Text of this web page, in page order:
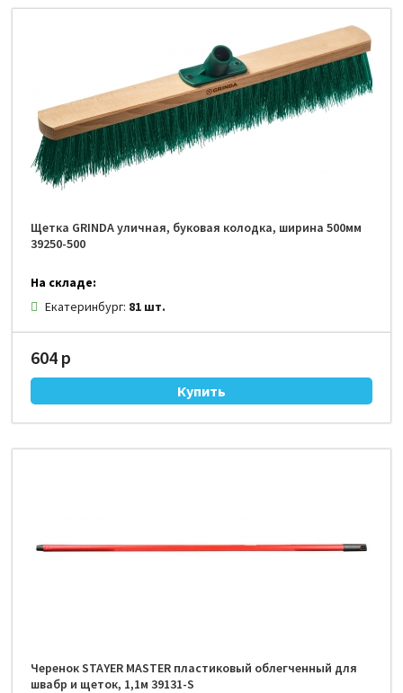
Щетка GRINDA уличная, буковая колодка, ширина 500мм
39250-500
На складе:
Екатеринбург: 81 шт.
604 р
Черенок STAYER MASTER пластиковый облегченный для
швабр и щеток, 1,1м 39131-S